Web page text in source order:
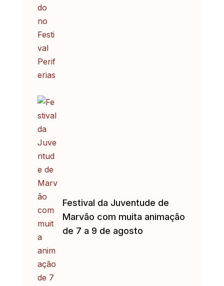
Festival da Juventude de
Marvão com muita animação
de 7 a 9 de agosto